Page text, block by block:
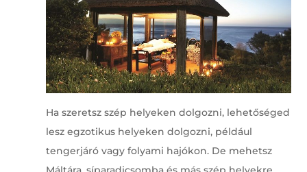
Ha szeretsz szép helyeken dolgozni, lehetőséged
lesz egzotikus helyeken dolgozni, például
tengerjáró vagy folyami hajókon. De mehetsz